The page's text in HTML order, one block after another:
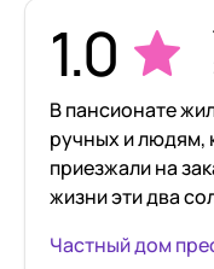
1.0
В пансионате
ручных и людям,
приезжали на
жизни эти два
скрашивали их